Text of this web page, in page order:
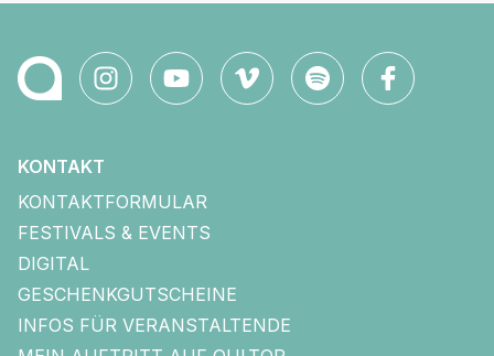
KONTAKT
KONTAKTFORMULAR
FESTIVALS & EVENTS
DIGITAL
GESCHENKGUTSCHEINE
INFOS FÜR VERANSTALTENDE